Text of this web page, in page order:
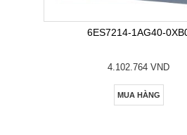
6ES7214-1AG40-
4.102.764 VND
MUA HÀNG